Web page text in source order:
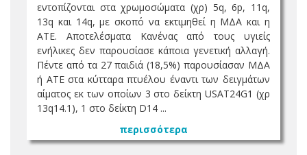
εντοπίζονται στα χρωμοσώματα (χρ) 5q, 6p, 11q,
13q και 14q, με σκοπό να εκτιμηθεί η ΜΔΑ και η
ΑΤΕ. Αποτελέσματα Κανένας από τους υγιείς
ενήλικες δεν παρουσίασε κάποια γενετική αλλαγή.
Πέντε από τα 27 παιδιά (18,5%) παρουσίασαν ΜΔΑ
ή ΑΤΕ στα κύτταρα πτυέλου έναντι των δειγμάτων
αίματος εκ των οποίων 3 στο δείκτη USAT24G1 (χρ
13q14.1), 1 στο δείκτη D14 ...
περισσότερα